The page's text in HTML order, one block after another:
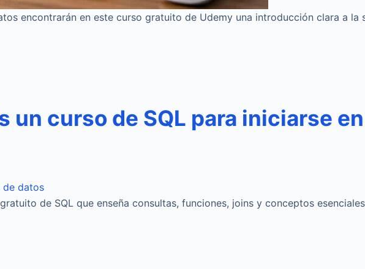
encontrarán en este curso gratuito de Udemy una introducción clara a la
un curso de SQL para iniciarse
de SQL que enseña consultas, funciones, joins y conceptos